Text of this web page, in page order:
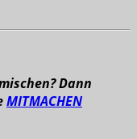
Dann
MITMACHEN